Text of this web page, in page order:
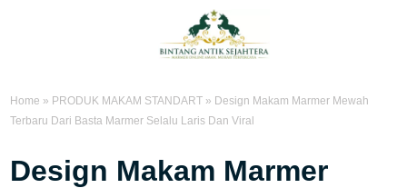
Home » PRODUK MAKAM STANDART » Design Makam Marmer Mewah
Terbaru Dari Basta Marmer Selalu Laris Dan Viral
Design Makam Marmer